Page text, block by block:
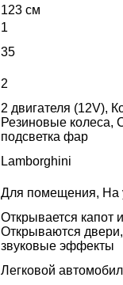
123 см
1
35
2
2 двигателя (12V),
Резиновые колеса,
подсветка фар
Lamborghini
Для помещения, На
Открывается капот
Открываются
звуковые эффекты
Легковой